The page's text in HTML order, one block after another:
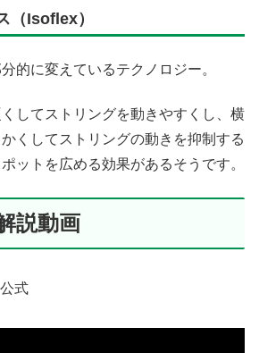
（Isoflex）
的に変えているテクノロジー。
してストリングを動きやすくし、横
くしてストリングの動きを抑制する
ットを広める効果があるそうです。
説動画
式